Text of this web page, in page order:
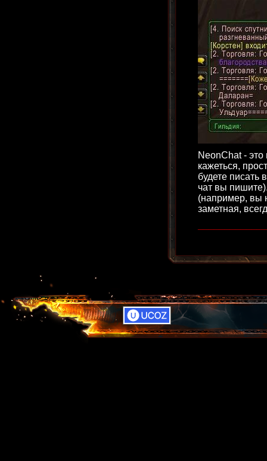
NeonChat - это
кажеться,
будете писать
чат вы
(например, вы
заметная,